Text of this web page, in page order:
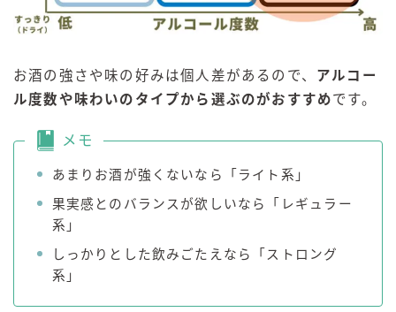
お酒の強さや味の好みは個人差があるので、 アルコー
ル度数や味わいのタイプから選ぶのがおすすめです。
メモ
あまりお酒が強くないなら「ライト系」
果実感とのバランスが欲しいなら「レギュラー
系」
しっかりとした飲みごたえなら「ストロング
系」